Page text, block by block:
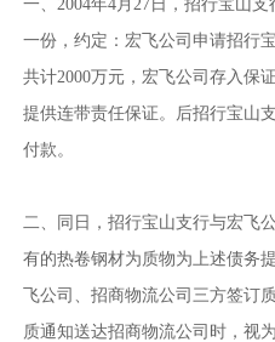
一、2004年4月27日，招行宝山
一份，约定：宏飞公司申请招行
共计2000万元，宏飞公司存入保
提供连带责任保证。后招行宝山
付款。
二、同日，招行宝山支行与宏飞
有的热卷钢材为质物为上述债务
飞公司、招商物流公司三方签订
质通知送达招商物流公司时，视